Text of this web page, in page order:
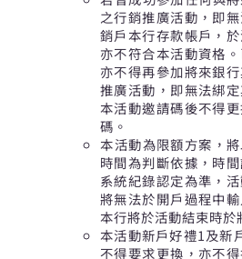
之行銷推廣活動，即
銷戶本行存款帳戶，
亦不符合本活動資格
亦不得再參加將來銀
推廣活動，即無法綁
本活動邀請碼後不得
碼。
本活動為限額方案，
時間為判斷依據，時
系統紀錄認定為準，
將無法於開戶過程中
本行將於活動結束時於
本活動新戶好禮1及新
不得要求更換，亦不